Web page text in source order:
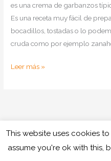
es una crema de garbanzos
Es una receta muy fácil de
bocadillos, tostadas o lo
cruda como por ejemplo
Como
secos
Leer más »
Copyright © 2026
This website uses cookies
assume you're ok with this,